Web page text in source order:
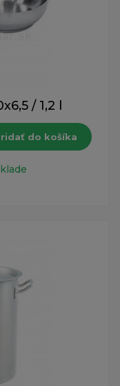
/ 1,2 l
do košíka